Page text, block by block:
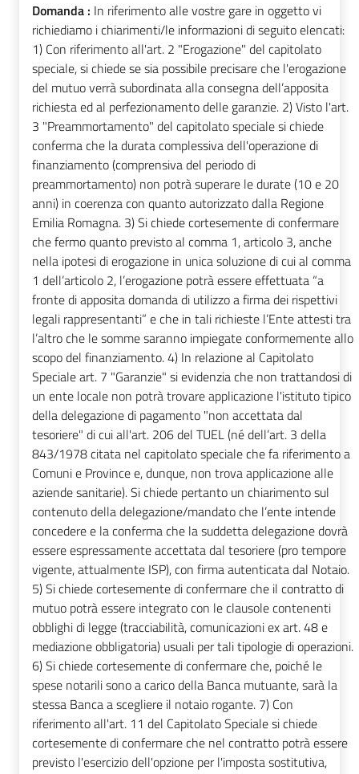
Domanda : In riferimento alle vostre gare in oggetto vi
richiediamo i chiarimenti/le informazioni di seguito elencati:
1) Con riferimento all'art. 2 "Erogazione" del capitolato
speciale, si chiede se sia possibile precisare che l'erogazione
del mutuo verrà subordinata alla consegna dell’apposita
richiesta ed al perfezionamento delle garanzie. 2) Visto l'art.
3 "Preammortamento" del capitolato speciale si chiede
conferma che la durata complessiva dell'operazione di
finanziamento (comprensiva del periodo di
preammortamento) non potrà superare le durate (10 e 20
anni) in coerenza con quanto autorizzato dalla Regione
Emilia Romagna. 3) Si chiede cortesemente di confermare
che fermo quanto previsto al comma 1, articolo 3, anche
nella ipotesi di erogazione in unica soluzione di cui al comma
1 dell’articolo 2, l’erogazione potrà essere effettuata “a
fronte di apposita domanda di utilizzo a firma dei rispettivi
legali rappresentanti” e che in tali richieste l’Ente attesti tra
l’altro che le somme saranno impiegate conformemente allo
scopo del finanziamento. 4) In relazione al Capitolato
Speciale art. 7 "Garanzie" si evidenzia che non trattandosi di
un ente locale non potrà trovare applicazione l'istituto tipico
della delegazione di pagamento "non accettata dal
tesoriere" di cui all'art. 206 del TUEL (né dell’art. 3 della
843/1978 citata nel capitolato speciale che fa riferimento a
Comuni e Province e, dunque, non trova applicazione alle
aziende sanitarie). Si chiede pertanto un chiarimento sul
contenuto della delegazione/mandato che l’ente intende
concedere e la conferma che la suddetta delegazione dovrà
essere espressamente accettata dal tesoriere (pro tempore
vigente, attualmente ISP), con firma autenticata dal Notaio.
5) Si chiede cortesemente di confermare che il contratto di
mutuo potrà essere integrato con le clausole contenenti
obblighi di legge (tracciabilità, comunicazioni ex art. 48 e
mediazione obbligatoria) usuali per tali tipologie di operazioni.
6) Si chiede cortesemente di confermare che, poiché le
spese notarili sono a carico della Banca mutuante, sarà la
stessa Banca a scegliere il notaio rogante. 7) Con
riferimento all'art. 11 del Capitolato Speciale si chiede
cortesemente di confermare che nel contratto potrà essere
previsto l'esercizio dell'opzione per l'imposta sostitutiva,